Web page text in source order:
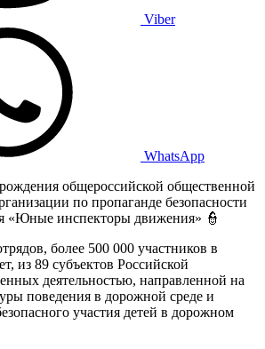
Viber
WhatsApp
общероссийской общественной
по пропаганде безопасности
«Юные инспекторы движения» 👮
более 500 000 участников в
из 89 субъектов Российской
деятельностью, направленной на
поведения в дорожной среде и
участия детей в дорожном